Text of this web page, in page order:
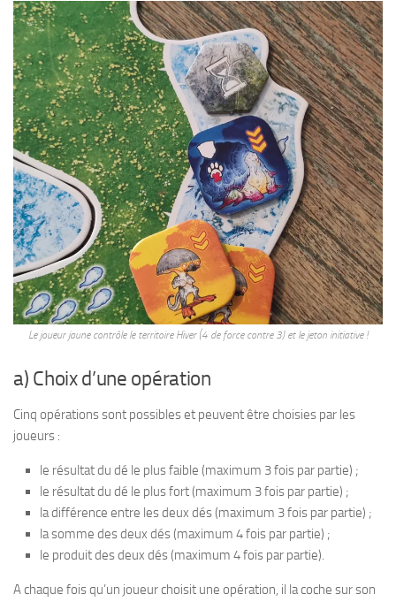
Le joueur jaune contrôle le territoire Hiver (4 de force contre 3) et le jeton initiative !
a) Choix d’une opération
Cinq opérations sont possibles et peuvent être choisies par les
joueurs :
le résultat du dé le plus faible (maximum 3 fois par partie) ;
le résultat du dé le plus fort (maximum 3 fois par partie) ;
la différence entre les deux dés (maximum 3 fois par partie) ;
la somme des deux dés (maximum 4 fois par partie) ;
le produit des deux dés (maximum 4 fois par partie).
A chaque fois qu’un joueur choisit une opération, il la coche sur son